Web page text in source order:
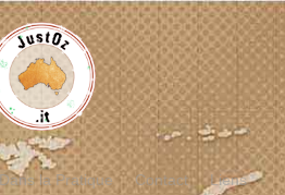
Dans la Pratique Contact Liens